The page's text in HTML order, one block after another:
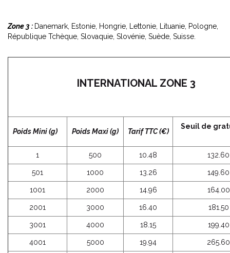
Zone 3 : Danemark, Estonie, Hongrie, Lettonie, Lituanie, Pologne,
République Tchèque, Slovaquie, Slovénie, Suède, Suisse.
INTERNATIONAL ZONE 3
Poids Mini (g) Poids Maxi (g) Tarif TTC (€)
Seuil de
1 500 10.48 132.60
501 1000 13.26 149.60
1001 2000 14.96 164.00
2001 3000 16.40 181.50
3001 4000 18.15 199.40
4001 5000 19.94 265.60